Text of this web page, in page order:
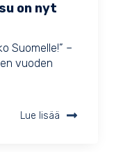
on nyt
Suomelle!” –
vuoden
Lue lisää